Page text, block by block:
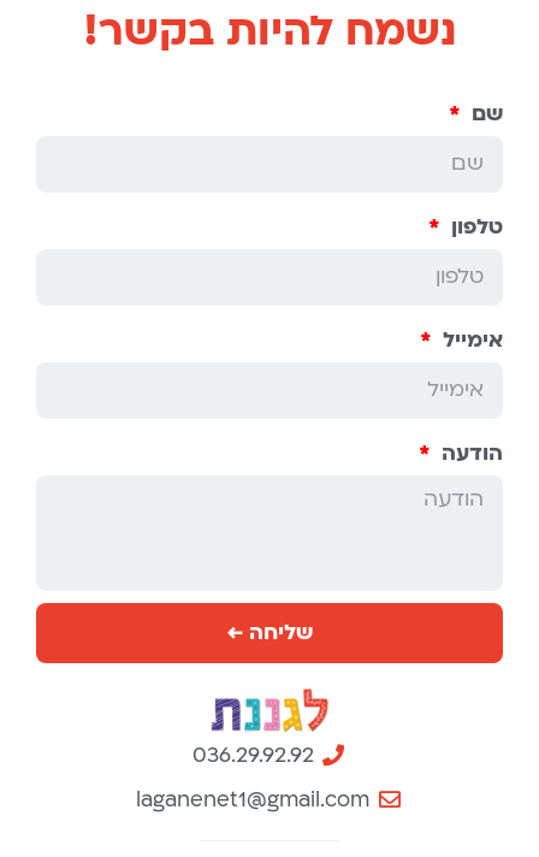
נשמח להיות בקשר!
036.29.92.92
laganenet1@gmail.com
שם
טלפון
אימייל
הודעה
שליחה ←